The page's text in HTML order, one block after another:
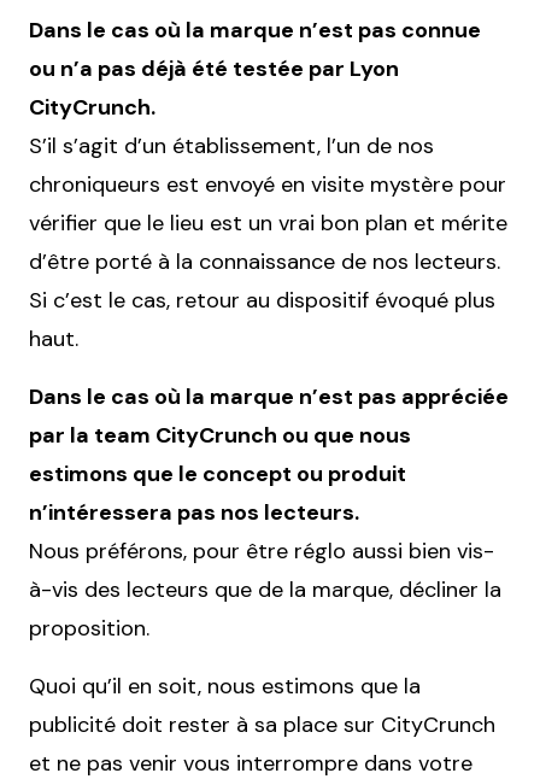
Dans le cas où la marque n’est pas connue
ou n’a pas déjà été testée par Lyon
CityCrunch.
S’il s’agit d’un établissement, l’un de nos
chroniqueurs est envoyé en visite mystère pour
vérifier que le lieu est un vrai bon plan et mérite
d’être porté à la connaissance de nos lecteurs.
Si c’est le cas, retour au dispositif évoqué plus
haut.
Dans le cas où la marque n’est pas appréciée
par la team CityCrunch ou que nous
estimons que le concept ou produit
n’intéressera pas nos lecteurs.
Nous préférons, pour être réglo aussi bien vis-
à-vis des lecteurs que de la marque, décliner la
proposition.
Quoi qu’il en soit, nous estimons que la
publicité doit rester à sa place sur CityCrunch
et ne pas venir vous interrompre dans votre